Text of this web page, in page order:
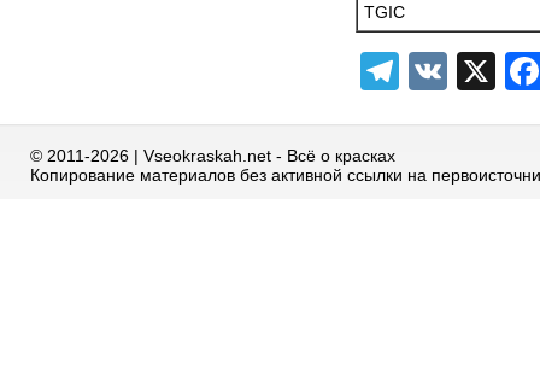
TGIC
VK X
© 2011-2026 | Vseokraskah.net - Всё о красках
Копирование материалов без активной ссылки на